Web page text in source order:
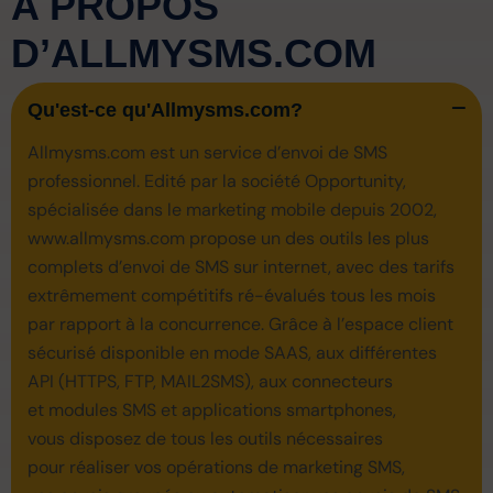
D’ALLMYSMS.COM
Qu'est-ce qu'Allmysms.com?
Allmysms.com est un service d’envoi de SMS
professionnel. Edité par la société Opportunity,
spécialisée dans le marketing mobile depuis 2002,
www.allmysms.com propose un des outils les plus
complets d’envoi de SMS sur internet, avec des tarifs
extrêmement compétitifs ré-évalués tous les mois
par rapport à la concurrence. Grâce à l’espace client
sécurisé disponible en mode SAAS, aux différentes
API (HTTPS, FTP, MAIL2SMS), aux connecteurs
et modules SMS et applications smartphones,
vous disposez de tous les outils nécessaires
pour réaliser vos opérations de marketing SMS,